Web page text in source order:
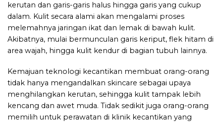
kerutan dan garis-garis halus hingga garis yang cukup
dalam. Kulit secara alami akan mengalami proses
melemahnya jaringan ikat dan lemak di bawah kulit.
Akibatnya, mulai bermunculan garis keriput, flek hitam di
area wajah, hingga kulit kendur di bagian tubuh lainnya.
Kemajuan teknologi kecantikan membuat orang-orang
tidak hanya mengandalkan skincare sebagai upaya
menghilangkan kerutan, sehingga kulit tampak lebih
kencang dan awet muda. Tidak sedikit juga orang-orang
memilih untuk perawatan di klinik kecantikan yang